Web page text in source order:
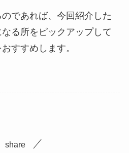
であれば、今回紹介した
る所をピックアップして
すすめします。
share